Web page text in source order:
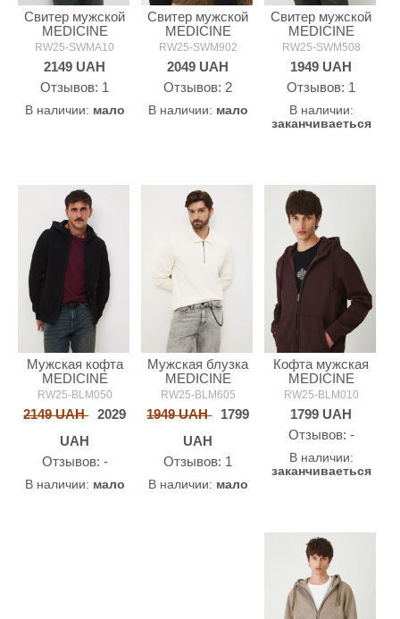
Свитер мужской
MEDICINE
RW25-SWMA10
2149 UAH
Oтзывов: 1
В наличии: мало
Свитер мужской
MEDICINE
RW25-SWM902
2049 UAH
Oтзывов: 2
В наличии: мало
Свитер мужской
MEDICINE
RW25-SWM508
1949 UAH
Oтзывов: 1
В наличии:
заканчиваеться
Мужская кофта
MEDICINE
RW25-BLM050
2149 UAH
2029
UAH
Oтзывов: -
В наличии: мало
Мужская блузка
MEDICINE
RW25-BLM605
1949 UAH
1799
UAH
Oтзывов: 1
В наличии: мало
Кофта мужская
MEDICINE
RW25-BLM010
1799 UAH
Oтзывов: -
В наличии:
заканчиваеться